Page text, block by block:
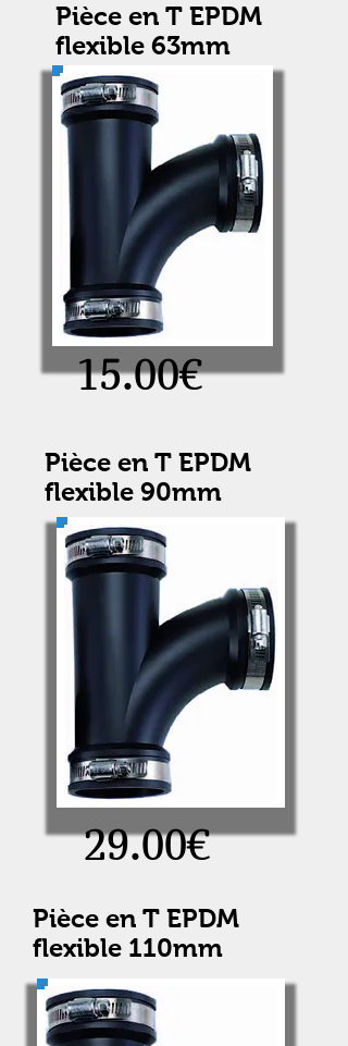
Pièce en T EPDM
flexible 63mm
15.00€
Pièce en T EPDM
flexible 90mm
29.00€
Pièce en T EPDM
flexible 110mm